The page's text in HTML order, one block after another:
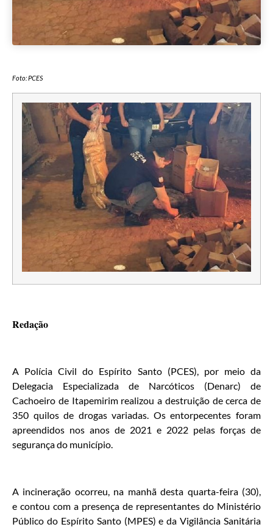
Foto: PCES
Redação
A Polícia Civil do Espírito Santo (PCES), por meio da
Delegacia Especializada de Narcóticos (Denarc) de
Cachoeiro de Itapemirim realizou a destruição de cerca de
350 quilos de drogas variadas. Os entorpecentes foram
apreendidos nos anos de 2021 e 2022 pelas forças de
segurança do município.
A incineração ocorreu, na manhã desta quarta-feira (30),
e contou com a presença de representantes do Ministério
Público do Espírito Santo (MPES) e da Vigilância Sanitária